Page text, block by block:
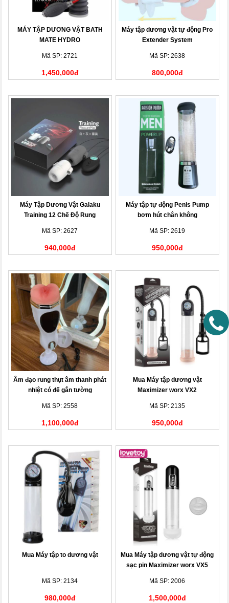
MÁY TẬP DƯƠNG VẬT BATH
MATE HYDRO
Mã SP: 2721
1,450,000đ
Máy tập dương vật tự động Pro
Extender System
Mã SP: 2638
800,000đ
Máy Tập Dương Vật Galaku
Training 12 Chế Độ Rung
Mã SP: 2627
940,000đ
Máy tập tự động Penis Pump
bơm hút chân không
Mã SP: 2619
950,000đ
Âm đạo rung thụt âm thanh phát
nhiệt có đế gắn tường
Mã SP: 2558
1,100,000đ
Mua Máy tập dương vật
Maximizer worx VX2
Mã SP: 2135
950,000đ
Mua Máy tập to dương vật
Mã SP: 2134
980,000đ
Mua Máy tập dương vật tự động
sạc pin Maximizer worx VX5
Mã SP: 2006
1,500,000đ